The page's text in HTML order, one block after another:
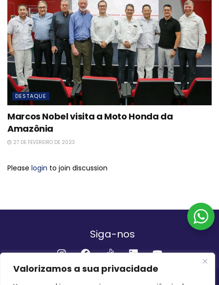
Valorizamos a sua privacidade
DESTAQUE
Marcos Nobel visita a Moto Honda da
Amazônia
27 DE FEVEREIRO DE 2023
Please login to join discussion
Siga-nos
Institucional